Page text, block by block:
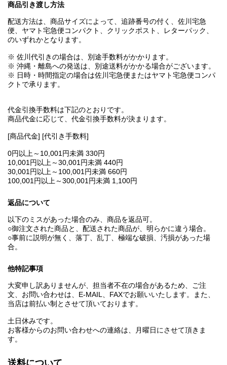
商品引き渡し方法
配送方法は、商品サイズによって、追跡番号の付く、佐川宅急
便、ヤマト宅急便コンパクト、クリックポスト、レターパック、
のいずれかとなります。
※ 佐川代引きの場合は、別途手数料がかかります。
※ 沖縄・離島への発送は、別途送料がかかる場合がございます。
※ 日時・時間指定の場合は佐川宅急便またはヤマト宅急便コンパ
クトで承ります。
代金引換手数料は下記のとおりです。
商品代金に応じて、代金引換手数料が決まります。
[商品代金] [代引き手数料]
0円以上～10,001円未満 330円
10,001円以上～30,001円未満 440円
30,001円以上～100,001円未満 660円
100,001円以上～300,001円未満 1,100円
返品について
以下のミスがあった場合のみ、商品を返品可。
○御注文された商品と、配送された商品が、明らかに違う場合。
○事前に説明が無く、落丁、乱丁、極端な破損、汚損があった場
合。
他特記事項
大変申し訳ありませんが、担当者不在の場合があるため、ご注
文、お問い合わせは、E‐MAIL、FAXでお願いいたします。また、
当店は前払い制とさせて頂いております。
土日休みです。
お客様からのお問い合わせへの連絡は、月曜日にさせて頂きま
す。